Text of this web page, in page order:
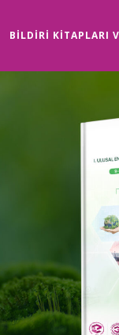
BILDIRI KITAPLARI